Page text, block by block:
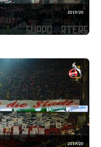
2019/20
2019/20